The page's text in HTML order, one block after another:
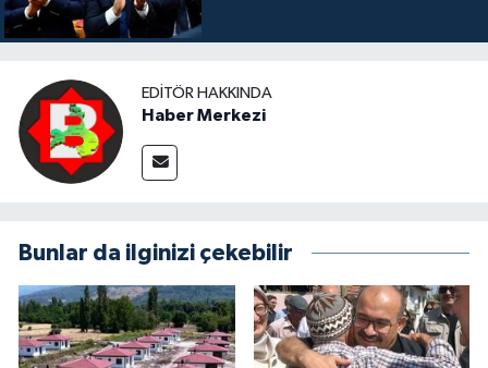
EDITÖR HAKKINDA
Haber Merkezi
Bunlar da ilginizi çekebilir